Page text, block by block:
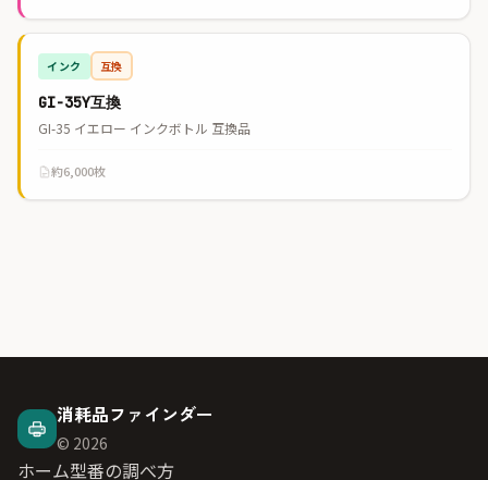
インク 互換
GI-35Y互換
GI-35 イエロー インクボトル 互換品
約6,000枚
消耗品ファインダー
© 2026
ホーム型番の調べ方